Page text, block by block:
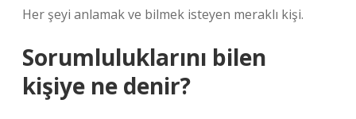
Her şeyi anlamak ve bilmek isteyen meraklı kişi.
Sorumluluklarını bilen
kişiye ne denir?